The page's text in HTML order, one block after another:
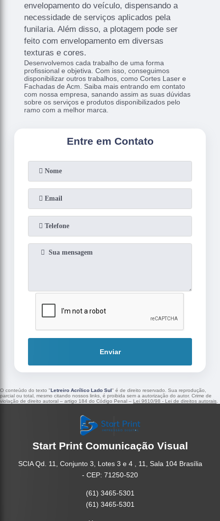
envelopamento do veículo, dispensando a
necessidade de serviços aplicados pela
funilaria. Além disso, a plotagem pode ser
feito com envelopamento em diversas
texturas e cores.
Desenvolvemos cada trabalho de uma forma
profissional e objetiva. Com isso, conseguimos
disponibilizar outros trabalhos, como Cortes Laser e
Fachadas de Acm. Saiba mais entrando em contato
com nossa empresa, sanando assim as suas dúvidas
sobre os serviços e produtos disponibilizados pelo
ramo com a melhor marca.
Entre em Contato
Enviar
O conteúdo do texto "Letreiro Acrílico Lado Sul" é de direito reservado. Sua reprodução,
parcial ou total, mesmo citando nossos links, é proibida sem a autorização do autor. Crime de
violação de direito autoral – artigo 184 do Código Penal – Lei 9610/98 - Lei de direitos autorais
Start Print Comunicação Visual
SCIA Qd. 11, Conjunto 3, Lotes 3 e 4 , 11, Sala 104 Brasília
- CEP: 71250-520
(61) 3465-5301
(61) 3465-5301